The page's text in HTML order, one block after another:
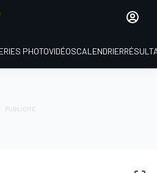
PHOTOVIDÉOSCALENDRIER